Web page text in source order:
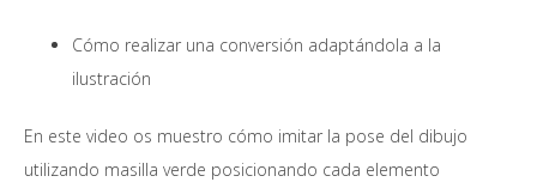
Cómo realizar una conversión adaptándola a la
ilustración
En este video os muestro cómo imitar la pose del dibujo
utilizando masilla verde posicionando cada elemento